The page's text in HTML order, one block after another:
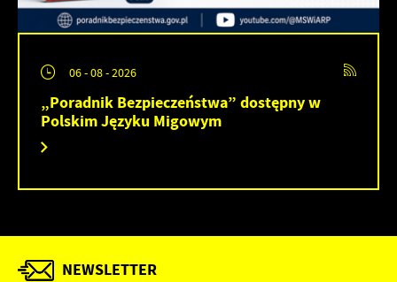
06 - 08 - 2026
„Poradnik Bezpieczeństwa” dostępny w
Polskim Języku Migowym
NEWSLETTER